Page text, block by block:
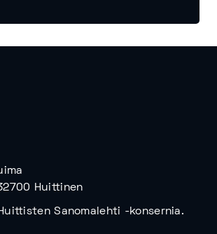
Huittinen
Sanomalehti -konsernia.